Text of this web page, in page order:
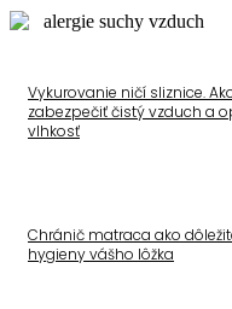
Vykurovanie ničí sliznice.
zabezpečiť čistý vzduch a
vlhkosť
Chránič matraca ako
hygieny vášho lôžka